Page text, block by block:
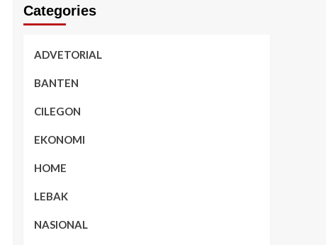
Categories
ADVETORIAL
BANTEN
CILEGON
EKONOMI
HOME
LEBAK
NASIONAL